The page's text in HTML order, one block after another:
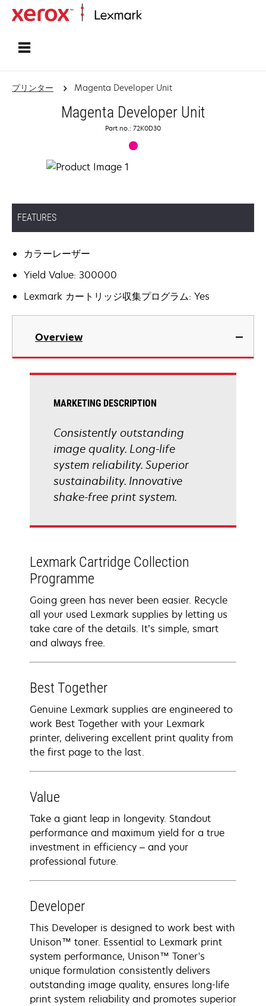
プリンター Magenta Developer Unit
Magenta Developer Unit
Part no.: 72K0D30
FEATURES
カラーレーザー
Yield Value: 300000
Lexmark カートリッジ収集プログラム: Yes
Overview
MARKETING DESCRIPTION
Consistently outstanding
image quality. Long-life
system reliability. Superior
sustainability. Innovative
shake-free print system.
Lexmark Cartridge Collection
Programme
Going green has never been easier. Recycle
all your used Lexmark supplies by letting us
take care of the details. It’s simple, smart
and always free.
Best Together
Genuine Lexmark supplies are engineered to
work Best Together with your Lexmark
printer, delivering excellent print quality from
the first page to the last.
Value
Take a giant leap in longevity. Standout
performance and maximum yield for a true
investment in efficiency – and your
professional future.
Developer
This Developer is designed to work best with
Unison™ toner. Essential to Lexmark print
system performance, Unison™ Toner's
unique formulation consistently delivers
outstanding image quality, ensures long-life
print system reliability and promotes superior